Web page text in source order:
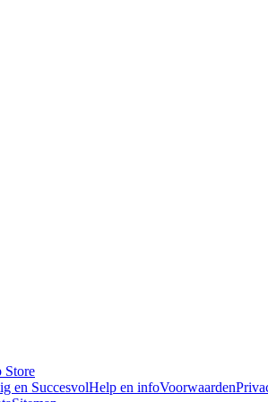
en SuccesvolHelp en infoVoorwaarden